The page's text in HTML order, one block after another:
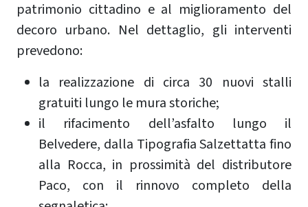
patrimonio cittadino e al miglioramento del
decoro urbano. Nel dettaglio, gli interventi
prevedono:
la realizzazione di circa 30 nuovi stalli
gratuiti lungo le mura storiche;
il rifacimento dell’asfalto lungo il
Belvedere, dalla Tipografia Salzettatta fino
alla Rocca, in prossimità del distributore
Paco, con il rinnovo completo della